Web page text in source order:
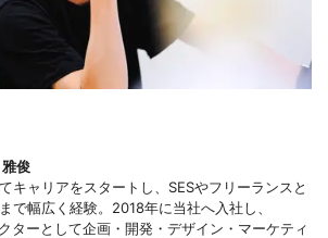
俊
キャリアをスタートし、SESやフリーランスと
で幅広く経験。2018年に当社へ入社し、
ターとして企画・開発・デザイン・マーケティ